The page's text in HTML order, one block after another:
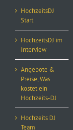
HochzeitsDJ
Start
HochzeitsDJ im
Interview
Angebote &
Preise, Was
kostet ein
Hochzeits-DJ
Hochzeits DJ
Team